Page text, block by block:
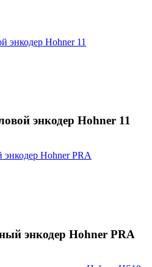
энкодер Hohner 11
энкодер Hohner PRA